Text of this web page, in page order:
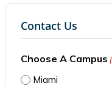
Contact Us
Choose A Campus
Miami